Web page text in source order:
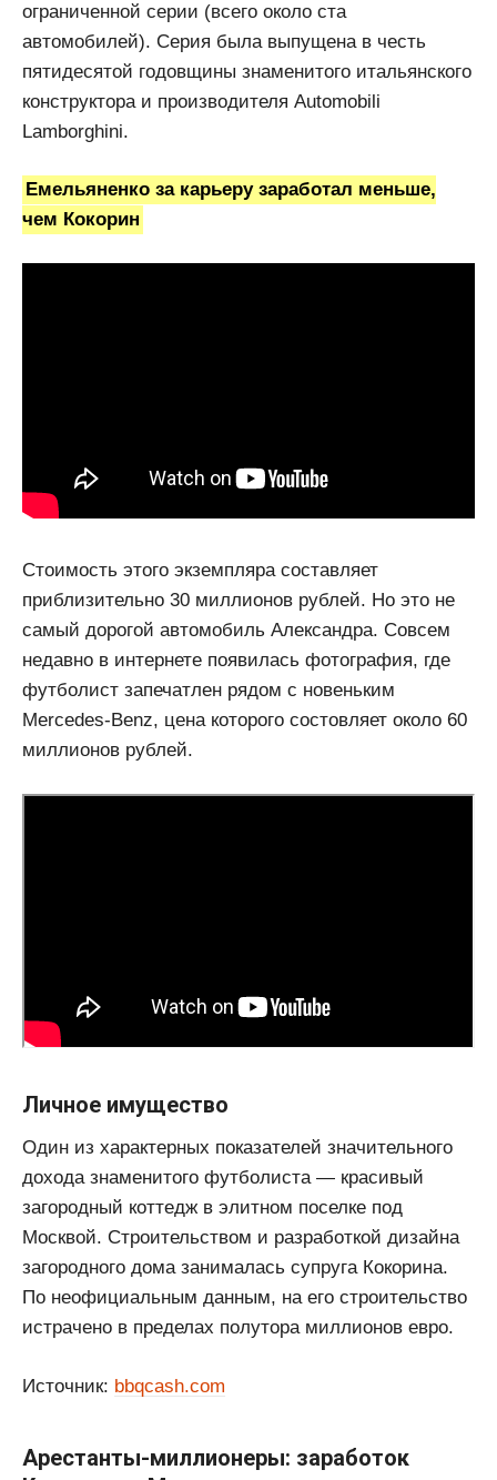
ограниченной серии (всего около ста
автомобилей). Серия была выпущена в честь
пятидесятой годовщины знаменитого итальянского
конструктора и производителя Automobili
Lamborghini.
Емельяненко за карьеру заработал меньше,
чем Кокорин
Стоимость этого экземпляра составляет
приблизительно 30 миллионов рублей. Но это не
самый дорогой автомобиль Александра. Совсем
недавно в интернете появилась фотография, где
футболист запечатлен рядом с новеньким
Mercedes-Benz, цена которого состовляет около 60
миллионов рублей.
Личное имущество
Один из характерных показателей значительного
дохода знаменитого футболиста — красивый
загородный коттедж в элитном поселке под
Москвой. Строительством и разработкой дизайна
загородного дома занималась супруга Кокорина.
По неофициальным данным, на его строительство
истрачено в пределах полутора миллионов евро.
Источник: bbqcash.com
Арестанты-миллионеры: заработок